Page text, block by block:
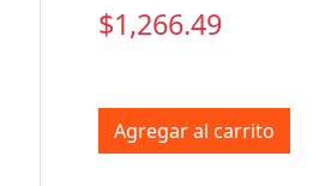
$1,266.49
Agregar al carrito